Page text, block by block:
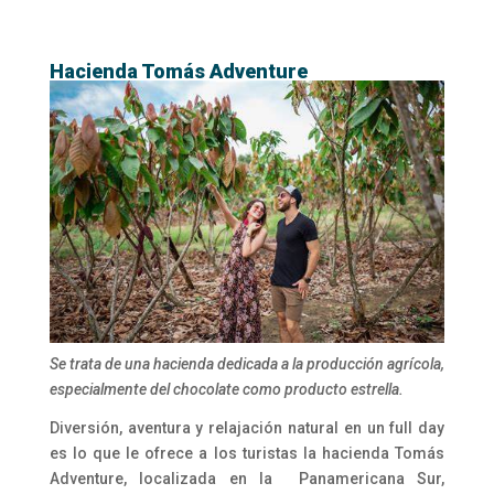
Hacienda Tomás Adventure
Se trata de una hacienda dedicada a la producción agrícola,
especialmente del chocolate como producto estrella.
Diversión, aventura y relajación natural en un full day
es lo que le ofrece a los turistas la hacienda Tomás
Adventure, localizada en la
Panamericana Sur,